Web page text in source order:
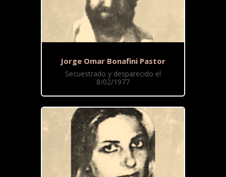
Jorge Omar Bonafini Pastor
Secuestrado y desparecido el
8/02/1977